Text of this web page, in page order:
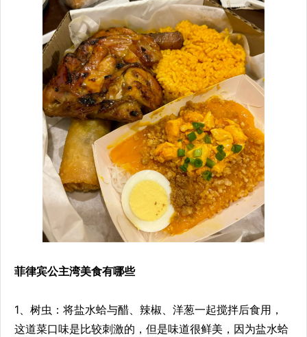
菲律宾公主湾美食有哪些
1、树虫：将盐水蛤与醋、辣椒、洋葱一起搅拌后食用，
这道菜口味是比较刺激的，但是味道很鲜美，因为盐水蛤